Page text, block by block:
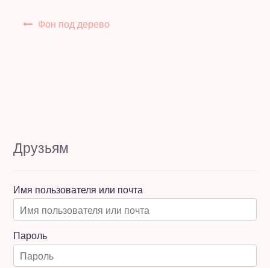
НавигацияФон под дерево
Друзьям
Имя пользователя или почта
Пароль